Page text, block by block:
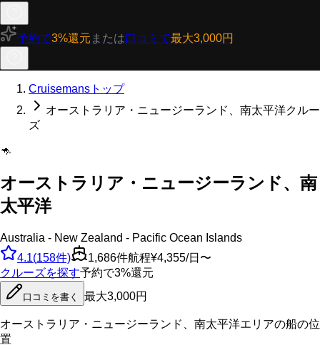
予約で3%還元 または口コミで最大3,000円
Cruisemansトップ
オーストラリア・ニュージーランド、南太平洋クルー
ズ
🦘
オーストラリア・ニュージーランド、南
太平洋
Australia - New Zealand - Pacific Ocean Islands
4.1(158件) 1,686件航程¥4,355/日〜
クルーズを探す予約で3%還元
口コミを書く 最大3,000円
オーストラリア・ニュージーランド、南太平洋エリアの船の位
置